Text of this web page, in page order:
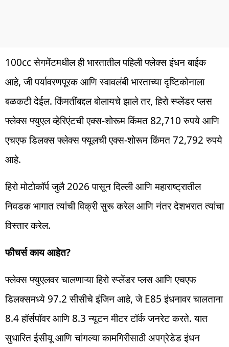
100cc सेगमेंटमधील ही भारतातील पहिली फ्लेक्स इंधन बाईक
आहे, जी पर्यावरणपूरक आणि स्वावलंबी भारताच्या दृष्टिकोनाला
बळकटी देईल. किंमतींबद्दल बोलायचे झाले तर, हिरो स्प्लेंडर प्लस
फ्लेक्स फ्युएल व्हेरिएंटची एक्स-शोरूम किंमत 82,710 रुपये आणि
एचएफ डिलक्स फ्लेक्स फ्यूलची एक्स-शोरूम किंमत 72,792 रुपये
आहे.
हिरो मोटोकॉर्प जुलै 2026 पासून दिल्ली आणि महाराष्ट्रातील
निवडक भागात त्यांची विक्री सुरू करेल आणि नंतर देशभरात त्यांचा
विस्तार करेल.
फीचर्स काय आहेत?
फ्लेक्स फ्युएलवर चालणाऱ्या हिरो स्प्लेंडर प्लस आणि एचएफ
डिलक्समध्ये 97.2 सीसीचे इंजिन आहे, जे E85 इंधनावर चालताना
8.4 हॉर्सपॉवर आणि 8.3 न्यूटन मीटर टॉर्क जनरेट करते. यात
सुधारित ईसीयू आणि चांगल्या कामगिरीसाठी अपग्रेडेड इंधन